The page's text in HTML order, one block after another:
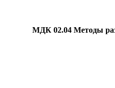
МДК 02.04 Методы